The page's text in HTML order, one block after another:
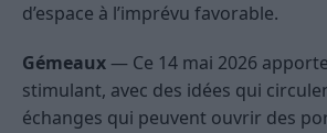
d’espace à l’imprévu favorable.
Gémeaux — Ce 14 mai 2026
stimulant, avec des idées qui
échanges qui peuvent ouvrir des